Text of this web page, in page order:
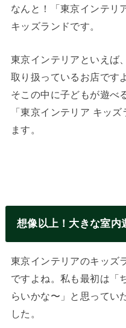
なんと！「東京インテリ
キッズランドです。
東京インテリアといえば
取り扱っているお店です
そこの中に子どもが遊べ
「東京インテリア キッ
ます。
想像以上！大きな室内
東京インテリアのキッズ
ですよね。私も最初は「
らいかな〜」と思ってい
した。